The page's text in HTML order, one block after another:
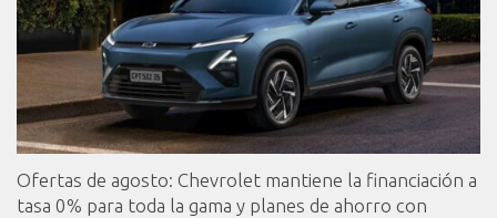
Ofertas de agosto: Chevrolet mantiene la financiación a
tasa 0% para toda la gama y planes de ahorro con